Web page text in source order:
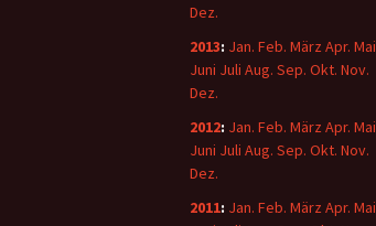
Dez.
2013: Jan. Feb. März Apr. Mai
Juni Juli Aug. Sep. Okt. Nov.
Dez.
2012: Jan. Feb. März Apr. Mai
Juni Juli Aug. Sep. Okt. Nov.
Dez.
2011: Jan. Feb. März Apr. Mai